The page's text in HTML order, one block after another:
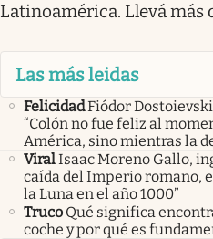
Latinoamérica. Llevá más
Las más leidas
FelicidadFiódor
“Colón no fue feliz al
América, sino mientras la
ViralIsaac Moreno Gallo,
caída del Imperio romano,
la Luna en el año 1000”
Truco Qué significa
coche y por qué es